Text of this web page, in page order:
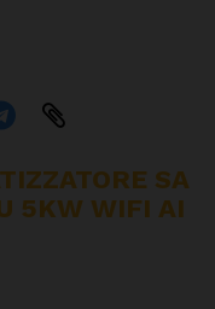
SA
5KW WIFI AI